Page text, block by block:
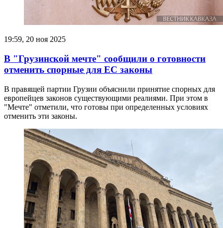
19:59, 20 ноя 2025
В "Грузинской мечте" сообщили о готовности
отменить спорные для ЕС законы
В правящей партии Грузии объяснили принятие спорных для
европейцев законов существующими реалиями. При этом в
"Мечте" отметили, что готовы при определенных условиях
отменить эти законы.